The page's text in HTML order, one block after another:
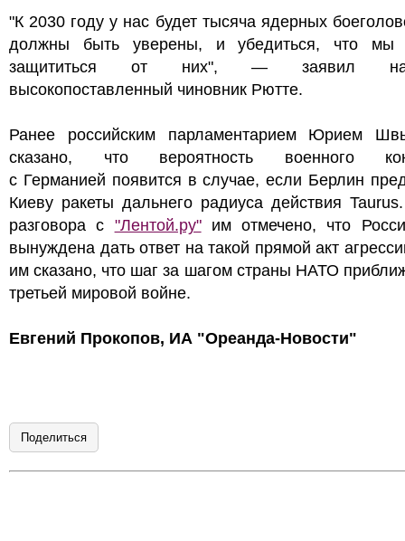
"К 2030 году у нас будет тысяча ядерных
должны быть уверены, и убедиться, что мы
защититься от них", — заявил
высокопоставленный чиновник Рютте.
Ранее российским парламентарием Юрием
сказано, что вероятность военного
с Германией появится в случае, если Берлин
Киеву ракеты дальнего радиуса действия
разговора с "Лентой.ру"им отмечено, что
вынуждена дать ответ на такой прямой акт
им сказано, что шаг за шагом страны НАТО
третьей мировой войне.
Евгений Прокопов, ИА "Ореанда-Новости"
Поделиться